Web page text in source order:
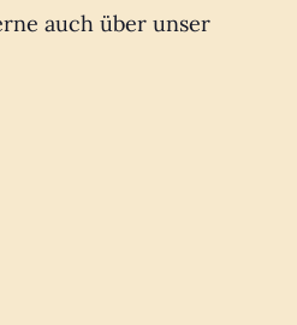
auch über unser